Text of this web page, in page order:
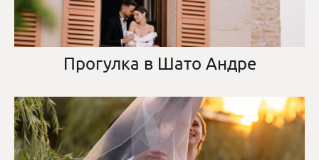
Прогулка в Шато Андре